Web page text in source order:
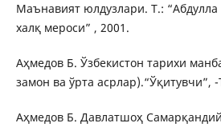
Маънавият юлдузлари. Т.:
халқ мероси” , 2001.
Аҳмедов Б. Ўзбекистон тарихи
замон ва ўрта асрлар).“Ўқитувчи”, -
Аҳмедов Б. Давлатшоҳ